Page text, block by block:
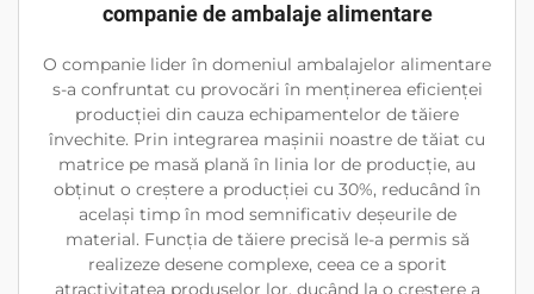
companie de ambalaje alimentare
O companie lider în domeniul ambalajelor alimentare
s-a confruntat cu provocări în menținerea eficienței
producției din cauza echipamentelor de tăiere
învechite. Prin integrarea mașinii noastre de tăiat cu
matrice pe masă plană în linia lor de producție, au
obținut o creștere a producției cu 30%, reducând în
același timp în mod semnificativ deșeurile de
material. Funcția de tăiere precisă le-a permis să
realizeze desene complexe, ceea ce a sporit
atractivitatea produselor lor, ducând la o creștere a